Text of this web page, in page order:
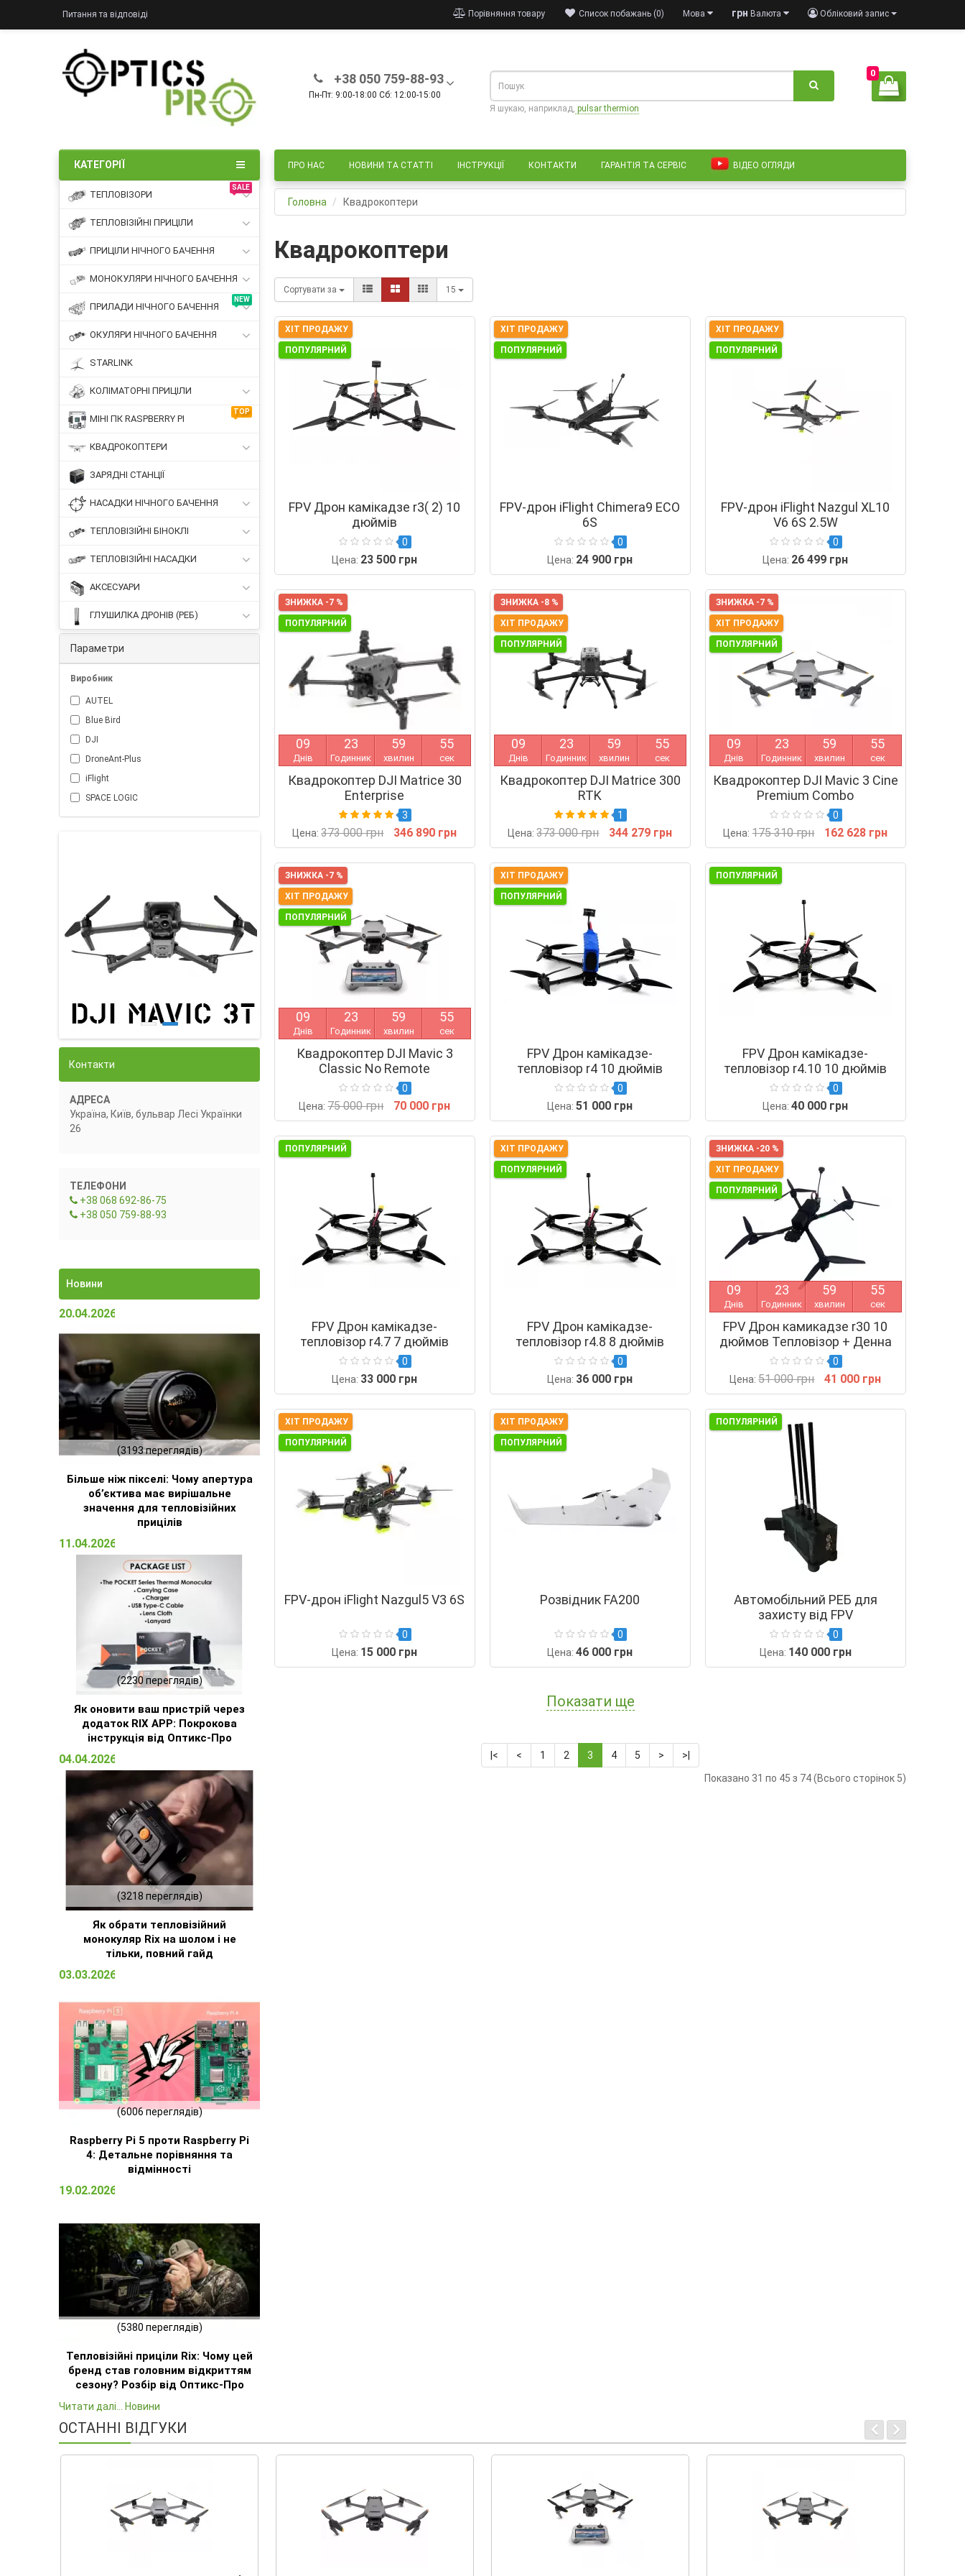
Питання та відповіді Обліковий запис
грн Валюта
Мова
Список побажань (0)
Порівняння товару
+38 050 759-88-93
Пн-Пт: 9:00-18:00 Сб: 12:00-15:00
0
Я шукаю, наприклад, pulsar thermion
ПРО НАС НОВИНИ ТА СТАТТІ ІНСТРУКЦІЇ КОНТАКТИ ГАРАНТІЯ ТА СЕРВІС ВІДЕО ОГЛЯДИ
КАТЕГОРІЇ
SALE
ТЕПЛОВІЗОРИ
ТЕПЛОВІЗІЙНІ ПРИЦІЛИ
ПРИЦІЛИ НІЧНОГО БАЧЕННЯ
МОНОКУЛЯРИ НІЧНОГО БАЧЕННЯ
NEW
ПРИЛАДИ НІЧНОГО БАЧЕННЯ
ОКУЛЯРИ НІЧНОГО БАЧЕННЯ
STARLINK
КОЛІМАТОРНІ ПРИЦІЛИ
TOP
МІНІ ПК RASPBERRY PI
КВАДРОКОПТЕРИ
ЗАРЯДНІ СТАНЦІЇ
НАСАДКИ НІЧНОГО БАЧЕННЯ
ТЕПЛОВІЗІЙНІ БІНОКЛІ
ТЕПЛОВІЗІЙНІ НАСАДКИ
АКСЕСУАРИ
ГЛУШИЛКА ДРОНІВ (РЕБ)
Головна Квадрокоптери
Параметри
Виробник
AUTEL
Blue Bird
DJI
DroneAnt-Plus
iFlight
SPACE LOGIC
Контакти
АДРЕСА
Україна, Київ, бульвар Лесі Українки
26
ТЕЛЕФОНИ
+38 068 692-86-75
+38 050 759-88-93
Новини
20.04.2026 15:23
(3193 переглядів)
Більше ніж пікселі: Чому апертура
об’єктива має вирішальне
значення для тепловізійних
прицілів
11.04.2026 16:51
(2230 переглядів)
Як оновити ваш пристрій через
додаток RIX APP: Покрокова
інструкція від Оптикс-Про
04.04.2026 14:32
(3218 переглядів)
Як обрати тепловізійний
монокуляр Rix на шолом і не
тільки, повний гайд
03.03.2026 15:09
(6006 переглядів)
Raspberry Pi 5 проти Raspberry Pi
4: Детальне порівняння та
відмінності
19.02.2026 13:13
(5380 переглядів)
Тепловізійні приціли Rix: Чому цей
бренд став головним відкриттям
сезону? Розбір від Оптикс-Про
Читати далі... Новини
Квадрокоптери
Сортувати за 15
ХІТ ПРОДАЖУ
ПОПУЛЯРНИЙ
FPV Дрон камікадзе r3( 2) 10
дюймів
0
Цена: 23 500 грн
ХІТ ПРОДАЖУ
ПОПУЛЯРНИЙ
FPV-дрон iFlight Chimera9 ECO
6S
0
Цена: 24 900 грн
ХІТ ПРОДАЖУ
ПОПУЛЯРНИЙ
FPV-дрон iFlight Nazgul XL10
V6 6S 2.5W
0
Цена: 26 499 грн
ЗНИЖКА -7 %
ПОПУЛЯРНИЙ
09
Днів
23
Годинник
59
хвилин
54
сек
Квадрокоптер DJI Matrice 30
Enterprise
3
Цена:373 000 грн 346 890 грн
ЗНИЖКА -8 %
ХІТ ПРОДАЖУ
ПОПУЛЯРНИЙ
09
Днів
23
Годинник
59
хвилин
54
сек
Квадрокоптер DJI Matrice 300
RTK
1
Цена:373 000 грн 344 279 грн
ЗНИЖКА -7 %
ХІТ ПРОДАЖУ
ПОПУЛЯРНИЙ
09
Днів
23
Годинник
59
хвилин
54
сек
Квадрокоптер DJI Mavic 3 Cine
Premium Combo
0
Цена:175 310 грн 162 628 грн
ЗНИЖКА -7 %
ХІТ ПРОДАЖУ
ПОПУЛЯРНИЙ
09
Днів
23
Годинник
59
хвилин
54
сек
Квадрокоптер DJI Mavic 3
Classic No Remote
0
Цена:75 000 грн 70 000 грн
ХІТ ПРОДАЖУ
ПОПУЛЯРНИЙ
FPV Дрон камікадзе-
тепловізор r4 10 дюймів
0
Цена:51 000 грн
ПОПУЛЯРНИЙ
FPV Дрон камікадзе-
тепловізор r4.10 10 дюймів
0
Цена:40 000 грн
ПОПУЛЯРНИЙ
FPV Дрон камікадзе-
тепловізор r4.7 7 дюймів
0
Цена: 33 000 грн
ХІТ ПРОДАЖУ
ПОПУЛЯРНИЙ
FPV Дрон камікадзе-
тепловізор r4.8 8 дюймів
0
Цена: 36 000 грн
ЗНИЖКА -20 %
ХІТ ПРОДАЖУ
ПОПУЛЯРНИЙ
09
Днів
23
Годинник
59
хвилин
54
сек
FPV Дрон камикадзе r30 10
дюймов Тепловізор + Денна
0
Цена:51 000 грн 41 000 грн
ХІТ ПРОДАЖУ
ПОПУЛЯРНИЙ
FPV-дрон iFlight Nazgul5 V3 6S
0
Цена: 15 000 грн
ХІТ ПРОДАЖУ
ПОПУЛЯРНИЙ
Розвідник FA200
0
Цена:46 000 грн
ПОПУЛЯРНИЙ
Автомобільний РЕБ для
захисту від FPV
0
Цена: 140 000 грн
Показати ще
|< < 1 2 3 4 5 >
>|
Показано 31 по 45 з 74 (Всього сторінок 5)
ОСТАННІ ВІДГУКИ